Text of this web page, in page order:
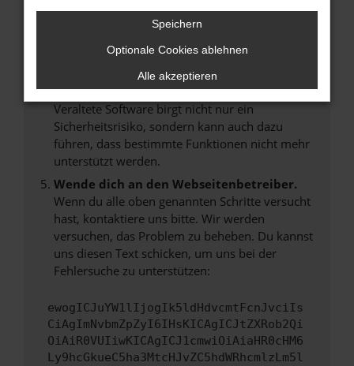
Das kann manchmal helfen, vorübergehende
Probleme zu beheben.
Stelle sicher, dass dein Browser und dein
Betriebssystem auf dem neuesten Stand
sind.
Veraltete Software birgt nicht nur ein
Sicherheitsrisiko, sondern kann auch dazu
führen, dass bestimmte Funktionen nicht mehr
unterstützt werden.
Wende dich an den Webseitenbetreiber.
Wenn du alle oben genannten Schritte versucht
hast, kontaktiere uns bitte. Wir werden
versuchen, das Problem zu beheben. Du kannst
uns diesen Text schicken, um uns bei der
Fehlersuche zu unterstützen:
ewogICJuYW1lIjogIk5ldHdvcmtFcnJvciIs
CiAgImNvbmZpZyI6IHsKICAgICJtZXRob2Qi
OiAiR0VUIiwKICAgICJ1cmwiOiAiaHR0cHM6
Ly9hcGkueC5ha3MtcHJvZC5hdWRhcmlzLm5l
Speichern
Optionale Cookies ablehnen
Alle akzeptieren